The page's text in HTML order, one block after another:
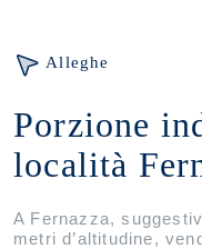
Alleghe
Porzione
località
A Fernazza,
metri d’altitudine,